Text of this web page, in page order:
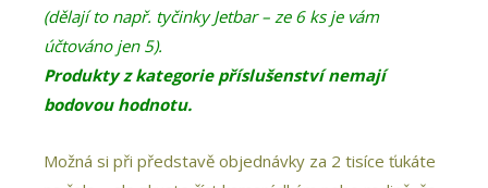
(dělají to např. tyčinky Jetbar – ze 6 ks je vám
účtováno jen 5).
Produkty z kategorie příslušenství nemají
bodovou hodnotu.
Možná si při představě objednávky za 2 tisíce ťukáte